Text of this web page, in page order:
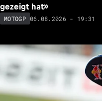
gezeigt hat»
MOTOGP 06.08.2026 - 19:31